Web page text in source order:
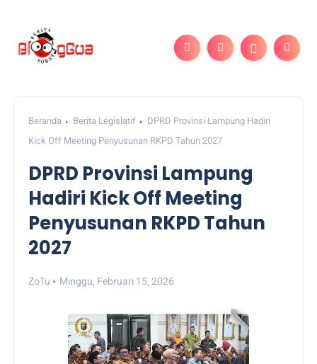
Beranda Berita Legislatif
DPRD Provinsi Lampung Hadiri
Kick Off Meeting Penyusunan RKPD Tahun 2027
DPRD Provinsi Lampung
Hadiri Kick Off Meeting
Penyusunan RKPD Tahun
2027
ZoTu Minggu, Februari 15, 2026